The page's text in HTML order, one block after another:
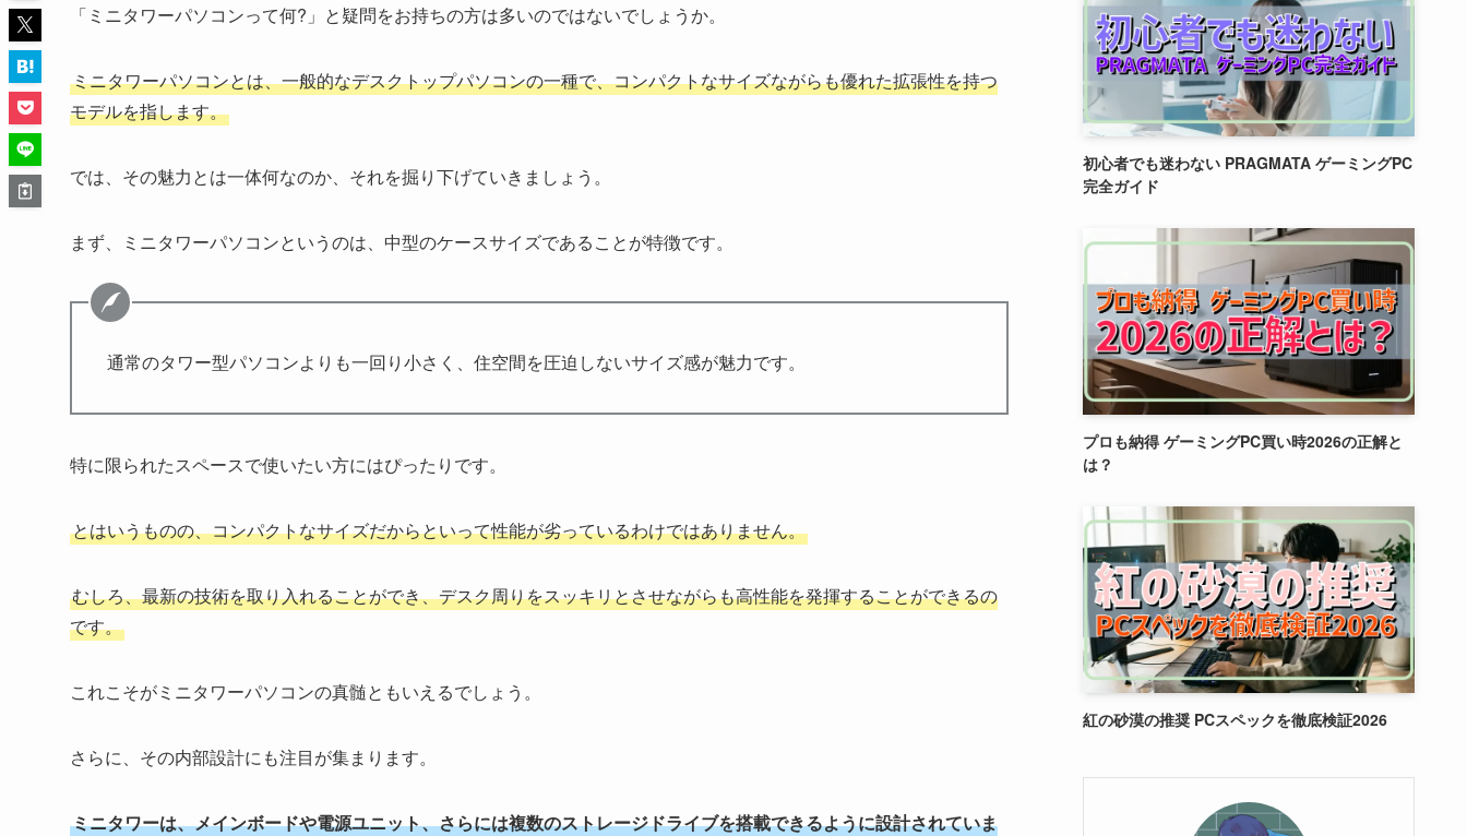
「ミニタワーパソコンって何?」と疑問をお持ちの方は多いのではないでしょうか。
ミニタワーパソコンとは、一般的なデスクトップパソコンの一種で、コンパクトなサイズながらも優れた拡張性を持つ
モデルを指します。
では、その魅力とは一体何なのか、それを掘り下げていきましょう。
まず、ミニタワーパソコンというのは、中型のケースサイズであることが特徴です。
通常のタワー型パソコンよりも一回り小さく、住空間を圧迫しないサイズ感が魅力です。
特に限られたスペースで使いたい方にはぴったりです。
とはいうものの、コンパクトなサイズだからといって性能が劣っているわけではありません。
むしろ、最新の技術を取り入れることができ、デスク周りをスッキリとさせながらも高性能を発揮することができるの
です。
これこそがミニタワーパソコンの真髄ともいえるでしょう。
さらに、その内部設計にも注目が集まります。
ミニタワーは、メインボードや電源ユニット、さらには複数のストレージドライブを搭載できるように設計されていま
初心者でも迷わない PRAGMATA ゲーミングPC
完全ガイド
プロも納得 ゲーミングPC買い時2026の正解と
は？
紅の砂漠の推奨 PCスペックを徹底検証2026